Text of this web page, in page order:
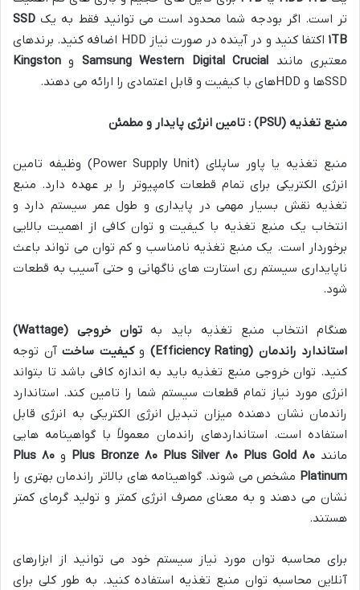
تر است. اگر بودجه شما محدود است می توانید فقط به یک SSD
۱TB
اکتفا کنید و در آینده در صورت نیاز HDD اضافه کنید. برندهای
معتبری مانند
Samsung Western Digital Crucial و Kingston
SSDها و HDDهای با کیفیت و قابل اعتمادی را ارائه می دهند.
منبع تغذیه (PSU) : تامین انرژی پایدار و مطمئن
منبع تغذیه یا پاور ساپلای (Power Supply Unit) وظیفه تامین
انرژی الکتریکی برای تمام قطعات کامپیوتر را بر عهده دارد. منبع
تغذیه نقش بسیار مهمی در پایداری و طول عمر سیستم دارد و
انتخاب یک منبع تغذیه با کیفیت و توان کافی از اهمیت بالایی
برخوردار است. یک منبع تغذیه نامناسب و کم توان می تواند باعث
ناپایداری سیستم ری استارت های ناگهانی و حتی آسیب به قطعات
شود.
هنگام انتخاب منبع تغذیه باید بهتوان خروجی (Wattage)
استاندارد راندمان (Efficiency Rating) وکیفیت ساخت آن توجه
کنید. توان خروجی منبع تغذیه باید به اندازه کافی باشد تا بتواند
انرژی مورد نیاز تمام قطعات سیستم شما را تامین کند. استاندارد
راندمان نشان دهنده میزان تبدیل انرژی الکتریکی به انرژی قابل
استفاده است. استانداردهای راندمان معمولاً با گواهینامه هایی
مانند ۸۰Plus Bronze ۸۰Plus Silver ۸۰ Plus Gold و۸۰ Plus
Platinum مشخص می شوند. گواهینامه های بالاتر راندمان بهتری را
نشان می دهند و به معنای مصرف انرژی کمتر و تولید گرمای کمتر
هستند.
برای محاسبه توان مورد نیاز سیستم خود می توانید از ابزارهای
آنلاین محاسبه توان منبع تغذیه استفاده کنید. به طور کلی برای